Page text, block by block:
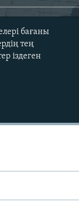
бағаны
тең
іздеген